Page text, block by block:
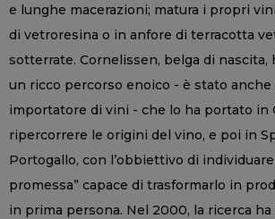
e lunghe macerazioni; matura i propri
di vetroresina o in anfore di terracotta
sotterrate. Cornelissen, belga di nascita,
un ricco percorso enoico - è stato
importatore di vini - che lo ha portato in
ripercorrere le origini del vino, e poi in
Portogallo, con l’obbiettivo di
promessa” capace di trasformarlo in
in prima persona. Nel 2000, la ricerca